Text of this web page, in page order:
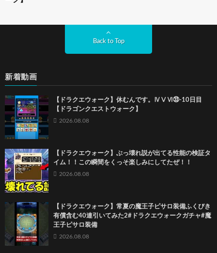
Back to Top
新着動画
【ドラクエウォーク】休むんです。ⅣⅤⅥ㉝-10日目
【ドラゴンクエストウォーク】
2026.08.08
【ドラクエウォーク】ぶっ壊れ説が出てる性能の検証タ
イム！！この瞬間をくっそ楽しみにしてたぜ！！
2026.08.08
【ドラクエウォーク】常夏の魔王子ピサロ装備ふくびき
有償含む40連引いてみた2#ドラクエウォークガチャ#魔
王子ピサロ装備
2026.08.08